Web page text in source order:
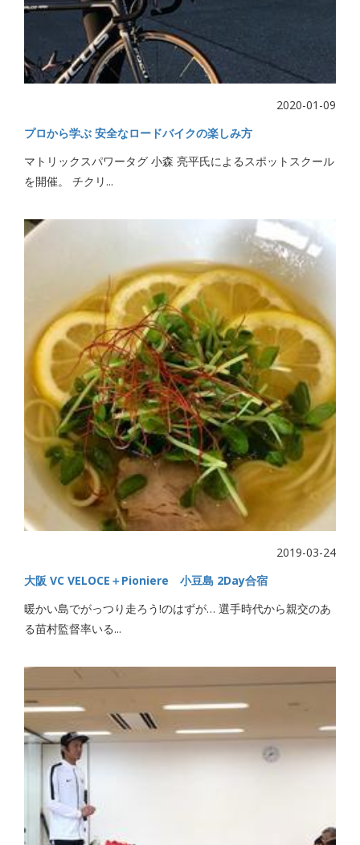
2020-01-09
プロから学ぶ 安全なロードバイクの楽しみ方
マトリックスパワータグ 小森 亮平氏によるスポットスクール
を開催。 チクリ...
2019-03-24
大阪 VC VELOCE＋Pioniere 小豆島 2Day合宿
暖かい島でがっつり走ろう!のはずが… 選手時代から親交のあ
る苗村監督率いる...